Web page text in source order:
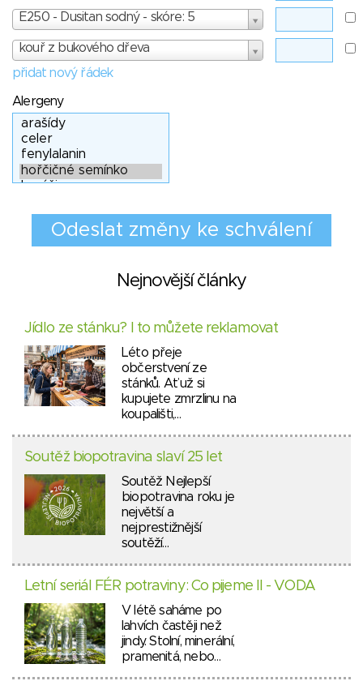
E250 - Dusitan sodný - skóre: 5
kouř z bukového dřeva
přidat nový řádek
Alergeny
Nejnovější články
Jídlo ze stánku? I to můžete reklamovat
Léto přeje
občerstvení ze
stánků. Ať už si
kupujete zmrzlinu na
koupališti,…
Soutěž biopotravina slaví 25 let
Soutěž Nejlepší
biopotravina roku je
největší a
nejprestižnější
soutěží…
Letní seriál FÉR potraviny: Co pijeme II - VODA
V létě saháme po
lahvích častěji než
jindy. Stolní, minerální,
pramenitá, nebo…